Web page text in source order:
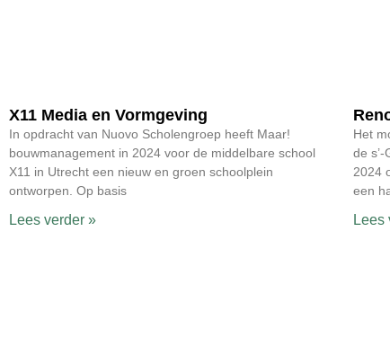
X11 Media en Vormgeving
In opdracht van Nuovo Scholengroep heeft Maar!
bouwmanagement in 2024 voor de middelbare school
X11 in Utrecht een nieuw en groen schoolplein
ontworpen. Op basis
Lees verder »
Het
de
2024
een
Lees